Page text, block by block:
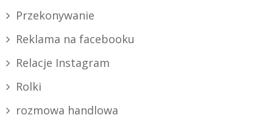
Przekonywanie
Reklama na facebooku
Relacje Instagram
Rolki
rozmowa handlowa